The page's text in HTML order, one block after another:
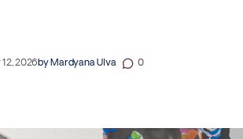
2026byMardyana Ulva 0